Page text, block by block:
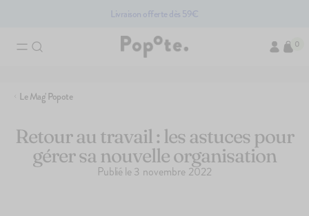
Livraison offerte dès 59€
Brassés bio pour bébé
Les produits du
0
Le Mag' Popote
Retour au travail : les astuces pour
gérer sa nouvelle organisation
Publié le3 novembre 2022